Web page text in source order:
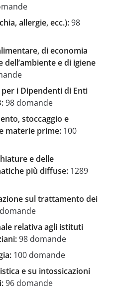
allergie, ecc.):98
di economia
dell’ambiente e di igiene
i Dipendenti di Enti
98 domande
stoccaggio e
materie prime: 100
e delle
più diffuse: 1289
sul trattamento dei
relativa agli istituti
98 domande
100 domande
e su intossicazioni
96 domande